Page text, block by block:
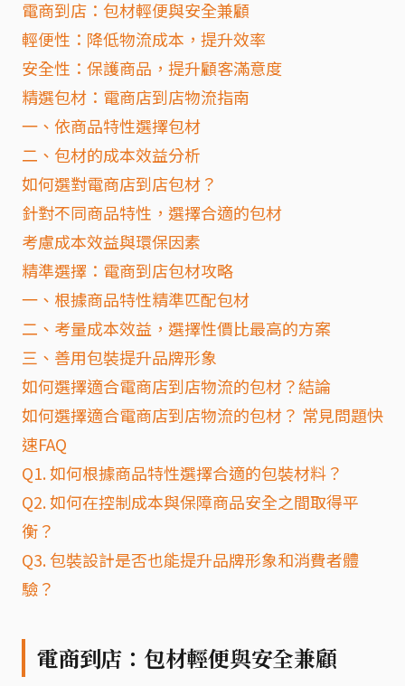
電商到店：包材輕便與安全兼顧
輕便性：降低物流成本，提升效率
安全性：保護商品，提升顧客滿意度
精選包材：電商店到店物流指南
一、依商品特性選擇包材
二、包材的成本效益分析
如何選對電商店到店包材？
針對不同商品特性，選擇合適的包材
考慮成本效益與環保因素
精準選擇：電商到店包材攻略
一、根據商品特性精準匹配包材
二、考量成本效益，選擇性價比最高的方案
三、善用包裝提升品牌形象
如何選擇適合電商店到店物流的包材？結論
如何選擇適合電商店到店物流的包材？ 常見問題快
速FAQ
Q1. 如何根據商品特性選擇合適的包裝材料？
Q2. 如何在控制成本與保障商品安全之間取得平
衡？
Q3. 包裝設計是否也能提升品牌形象和消費者體
驗？
電商到店：包材輕便與安全兼顧